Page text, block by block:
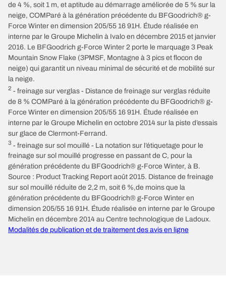
de 4 %, soit 1 m, et aptitude au démarrage améliorée de 5 % sur la
neige, COMParé à la génération précédente du BFGoodrich® g-
Force Winter en dimension 205/55 16 91H. Étude réalisée en
interne par le Groupe Michelin à Ivalo en décembre 2015 et janvier
2016. Le BFGoodrich g-Force Winter 2 porte le marquage 3 Peak
Mountain Snow Flake (3PMSF, Montagne à 3 pics et flocon de
neige) qui garantit un niveau minimal de sécurité et de mobilité sur
la neige.
2 - freinage sur verglas - Distance de freinage sur verglas réduite
de 8 % COMParé à la génération précédente du BFGoodrich® g-
Force Winter en dimension 205/55 16 91H. Étude réalisée en
interne par le Groupe Michelin en octobre 2014 sur la piste d’essais
sur glace de Clermont-Ferrand.
3 - freinage sur sol mouillé - La notation sur l’étiquetage pour le
freinage sur sol mouillé progresse en passant de C, pour la
génération précédente du BFGoodrich® g-Force Winter, à B.
Source : Product Tracking Report août 2015. Distance de freinage
sur sol mouillé réduite de 2,2 m, soit 6 %,de moins que la
génération précédente du BFGoodrich® g-Force Winter en
dimension 205/55 16 91H. Étude réalisée en interne par le Groupe
Michelin en décembre 2014 au Centre technologique de Ladoux.
Modalités de publication et de traitement des avis en ligne